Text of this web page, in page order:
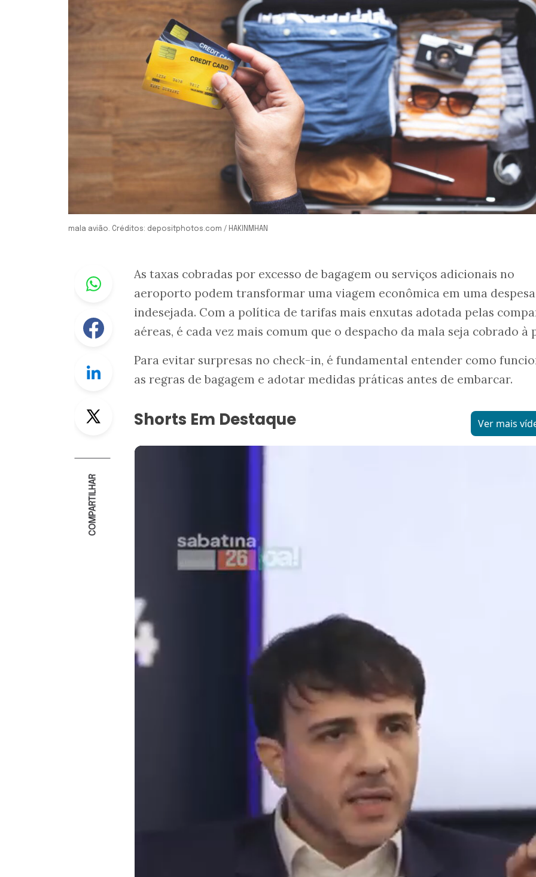
mala avião. Créditos: depositphotos.com / HAKINMHAN
Whastapp
Facebook
Linkedin
COMPARTILHAR
As taxas cobradas por excesso de bagagem ou serviços adicionais no
aeroporto podem transformar uma viagem econômica em uma despesa
indesejada. Com a política de tarifas mais enxutas adotada pelas
aéreas, é cada vez mais comum que o despacho da mala seja cobrado à
Para evitar surpresas no check-in, é fundamental entender como
as regras de bagagem e adotar medidas práticas antes de embarcar.
Shorts Em Destaque Ver mais